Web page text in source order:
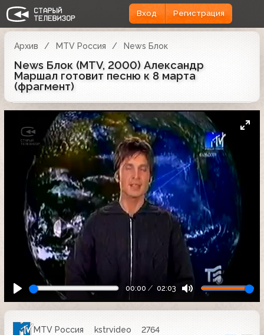
Вход Регистрация
Архив MTV Россия News Блок
News Блок (MTV, 2000) Александр
Маршал готовит песню к 8 марта
(фрагмент)
00:00 02:03
MTV Россия kstrvideo
2764